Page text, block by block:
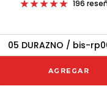
196
AGREGAR